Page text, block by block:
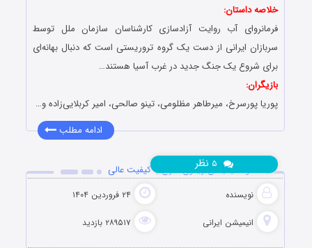
خلاصه داستان:
فرمانروای آب روایت آزادسازی کارشناسان سازمان ملل توسط
سربازان ایرانی از دست یک گروه تروریستی است که دنبال بهانه‌ای
برای شروع یک جنگ جدید در غرب آسیا هستند…
بازیگران:
پوریا پورسرخ، میرطاهر مظلومی، تینو صالحی، امیر کربلایی‌زاده و…
ادامه مطلب
دانلود انیمیشن زیتون سرخ با کیفیت عالی
نویسنده ۲۴ فروردین ۱۴۰۴
انیمیشن ایرانی ۲۸۹۵۱۷ بازدید
نظر